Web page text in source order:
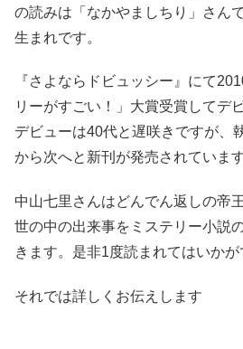
の読みは「なかやましちり」さん
生まれです。
『さよならドビュッシー』にて
リーがすごい！」大賞受賞してデ
デビューは40代と遅咲きですが、
から次へと新刊が発売されています
中山七里さんはどんでん返しの帝
世の中の出来事をミステリー小説
きます。是非1度読まれてはいかが
それでは詳しくお伝えします